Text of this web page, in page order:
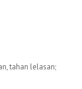
tahan lelasan;